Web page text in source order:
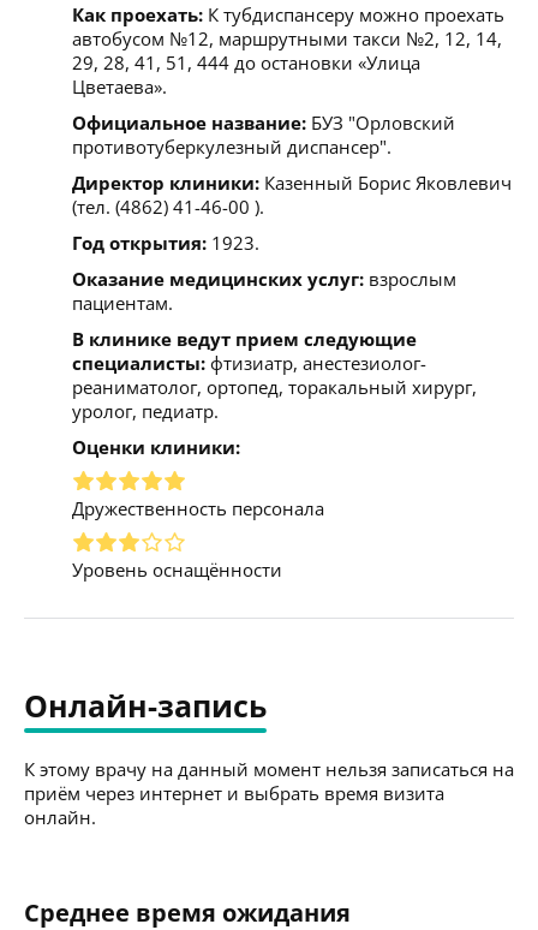
Как проехать: К тубдиспансеру можно проехать
автобусом №12, маршрутными такси №2, 12, 14,
29, 28, 41, 51, 444 до остановки «Улица
Цветаева».
Официальное название: БУЗ "Орловский
противотуберкулезный диспансер".
Директор клиники: Казенный Борис Яковлевич
(тел. (4862) 41-46-00 ).
Год открытия: 1923.
Оказание медицинских услуг: взрослым
пациентам.
В клинике ведут прием следующие
специалисты: фтизиатр, анестезиолог-
реаниматолог, ортопед, торакальный хирург,
уролог, педиатр.
Оценки клиники:
Дружественность персонала
Уровень оснащённости
Онлайн-запись
К этому врачу на данный момент нельзя записаться на
приём через интернет и выбрать время визита
онлайн.
Среднее время ожидания